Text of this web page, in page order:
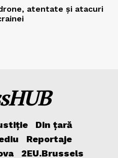
atentate și atacuri
Din țară
Reportaje
2EU.Brussels